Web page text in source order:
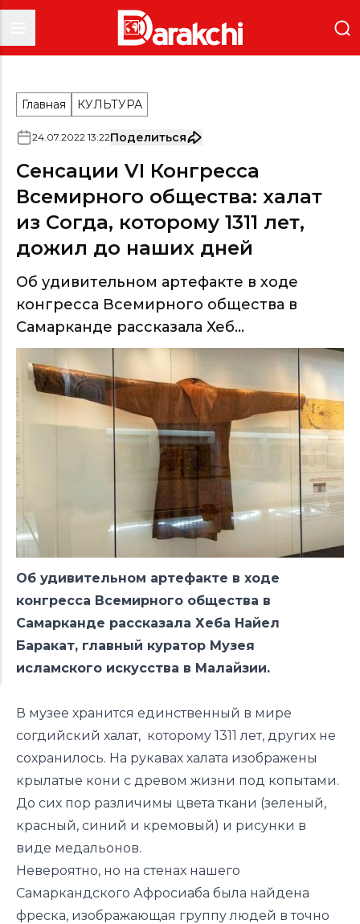
Главная КУЛЬТУРА
24.07.2022 13:22Поделиться
Сенсации VI Конгресса
Всемирного общества: халат
из Согда, которому 1311 лет,
дожил до наших дней
Об удивительном артефакте в ходе
конгресса Всемирного общества в
Самарканде рассказала Хеб...
Об удивительном артефакте в ходе
конгресса Всемирного общества в
Самарканде рассказала Хеба Найел
Баракат, главный куратор Музея
исламского искусства в Малайзии.
В музее хранится единственный в мире
согдийский халат, которому 1311 лет, других не
сохранилось. На рукавах халата изображены
крылатые кони с древом жизни под копытами.
До сих пор различимы цвета ткани (зеленый,
красный, синий и кремовый) и рисунки в
виде медальонов.
Невероятно, но на стенах нашего
Самаркандского Афросиаба была найдена
фреска, изображающая группу людей в точно